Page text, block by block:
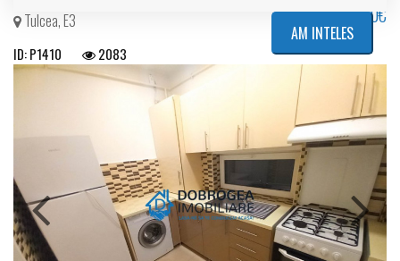
AM INTELES
Tulcea, E3 450€
ID: P1410 2083